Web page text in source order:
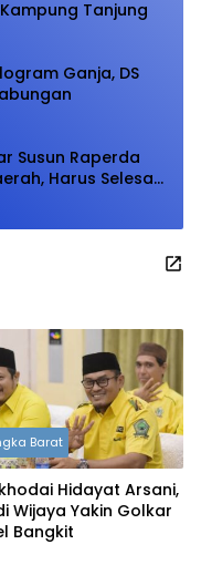
Tanjung
Ganja, DS
Susun Raperda
Harus Selesai
Barat
Hidayat Arsani,
Wijaya Yakin Golkar
Bangkit